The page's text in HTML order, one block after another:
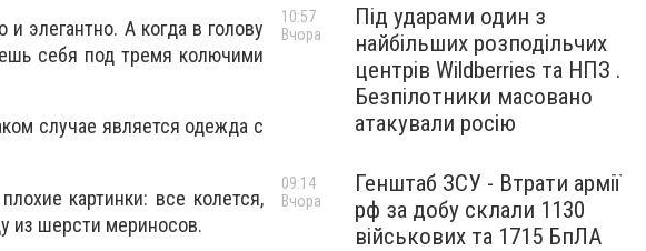
элегантно. А когда в голову
себя под тремя колючими
случае является одежда с
картинки: все колется,
из шерсти мериносов.
Під ударами один з
найбільших розподільчих
центрів Wildberries та НПЗ .
Безпілотники масовано
атакували росію
10:57
Вчора
Генштаб ЗСУ - Втрати армії
рф за добу склали 1130
військових та 1715 БпЛА
09:14
Вчора